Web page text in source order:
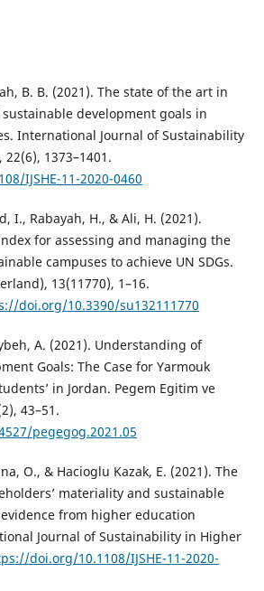
B. B. (2021). The state of the art in
development goals in
International Journal of Sustainability
1373–1401.
IJSHE-11-2020-0460
I., Rabayah, H., & Ali, H. (2021).
for assessing and managing the
campuses to achieve UN SDGs.
13(11770), 1–16.
doi.org/10.3390/su132111770
A. (2021). Understanding of
Goals: The Case for Yarmouk
in Jordan. Pegem Egitim ve
43–51.
pegegog.2021.05
O., & Hacioglu Kazak, E. (2021). The
materiality and sustainable
from higher education
Journal of Sustainability in Higher
doi.org/10.1108/IJSHE-11-2020-